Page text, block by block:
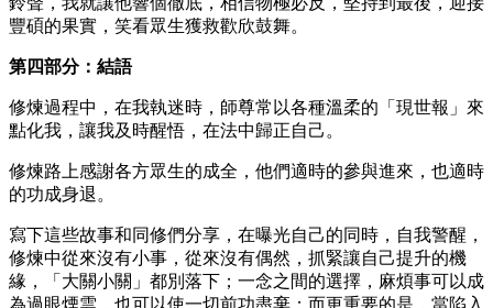
豐碩的果實，笑看眾生獲救歡欣鼓舞。
第四部分：結語
修煉過程中，在我執迷時，師尊常以各種溫柔的「現世報」來
點化我，讓我及時醒悟，在法中歸正自己。
修煉路上感謝各方眾生的成全，他們適時的參與進來，也適時
的功成身退。
寫下這些故事和同修們分享，在曝光自己的同時，自我警醒，
修煉中從來沒有小事，從來沒有偶然，抓緊讓自己提升的機
緣，「大關小關」都別落下；一念之間的選擇，麻煩事可以成
為過眼煙雲，也可以使一切前功盡棄；而更重要的是，當陷入